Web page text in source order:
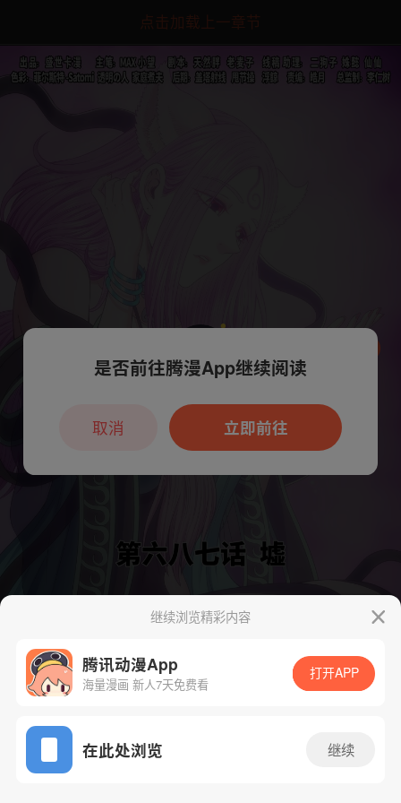
点击加载上一章节
App免费看
下一话 腾漫App免费看
继续浏览精彩内容
腾讯动漫App
海量漫画 新人7天免费看
打开APP
在此处浏览 继续
本章节仅支持App阅读，可打开App新用
户7天免费看
是否前往腾漫App继续阅读
立即前往
取消